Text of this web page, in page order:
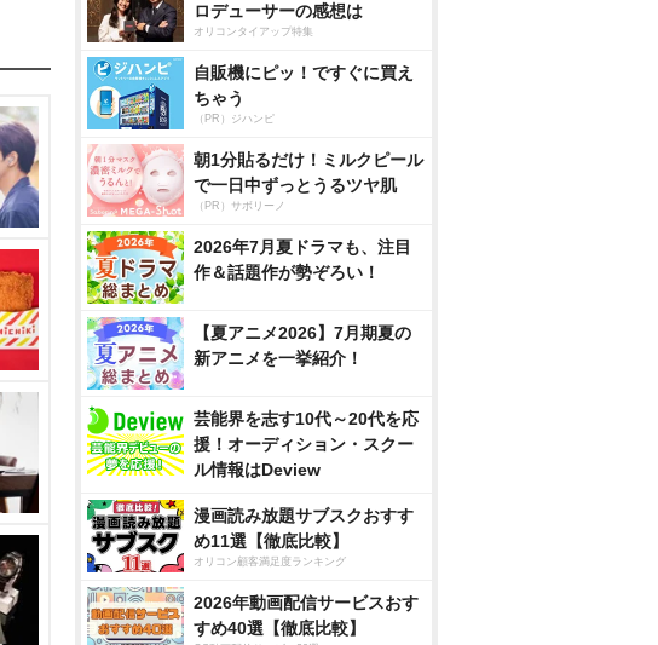
ロデューサーの感想は
オリコンタイアップ特集
自販機にピッ！ですぐに買え
ちゃう
（PR）ジハンピ
朝1分貼るだけ！ミルクピール
で一日中ずっとうるツヤ肌
（PR）サボリーノ
2026年7月夏ドラマも、注目
作＆話題作が勢ぞろい！
【夏アニメ2026】7月期夏の
新アニメを一挙紹介！
芸能界を志す10代～20代を応
援！オーディション・スクー
ル情報はDeview
漫画読み放題サブスクおすす
め11選【徹底比較】
オリコン顧客満足度ランキング
2026年動画配信サービスおす
すめ40選【徹底比較】